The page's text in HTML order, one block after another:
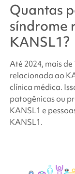
Quantas
síndrome
KANSL1?
Até 2024, mais de
relacionada ao
clínica médica.
patogênicas ou
KANSL1 e
KANSL1.